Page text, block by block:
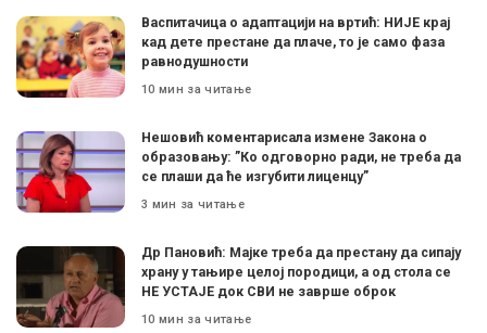
Васпитачица о адаптацији на вртић: НИЈЕ крај
кад дете престане да плаче, то је само фаза
равнодушности
10 мин за читање
Нешовић коментарисала измене Закона о
образовању: ”Ко одговорно ради, не треба да
се плаши да ће изгубити лиценцу”
3 мин за читање
Др Пановић: Мајке треба да престану да сипају
храну у тањире целој породици, а од стола се
НЕ УСТАЈЕ док СВИ не заврше оброк
10 мин за читање